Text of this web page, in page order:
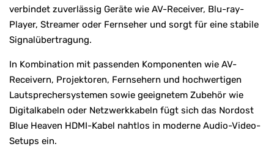
verbindet zuverlässig Geräte wie AV-Receiver, Blu-ray-
Player, Streamer oder Fernseher und sorgt für eine stabile
Signalübertragung.
In Kombination mit passenden Komponenten wie AV-
Receivern, Projektoren, Fernsehern und hochwertigen
Lautsprechersystemen sowie geeignetem Zubehör wie
Digitalkabeln oder Netzwerkkabeln fügt sich das Nordost
Blue Heaven HDMI-Kabel nahtlos in moderne Audio-Video-
Setups ein.